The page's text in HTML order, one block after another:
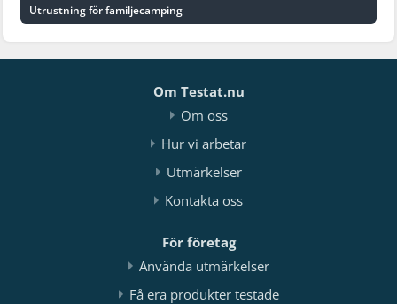
Utrustning för familjecamping
Om Testat.nu
Om oss
Hur vi arbetar
Utmärkelser
Kontakta oss
För företag
Använda utmärkelser
Få era produkter testade